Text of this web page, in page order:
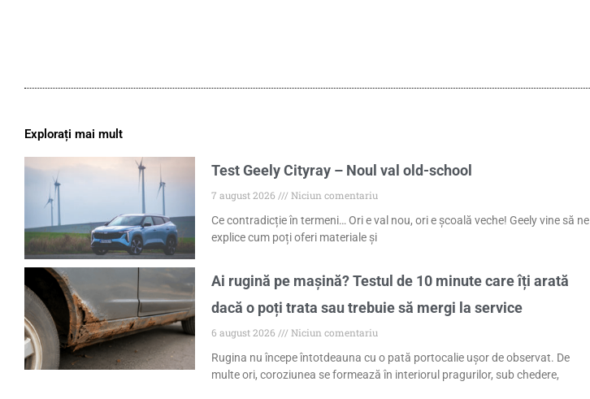
Explorați mai mult
Test Geely Cityray – Noul val old-school
7 august 2026
Niciun comentariu
Ce contradicție în termeni… Ori e val nou, ori e școală veche! Geely vine să ne
explice cum poți oferi materiale și
Ai rugină pe mașină? Testul de 10 minute care îți arată
dacă o poți trata sau trebuie să mergi la service
6 august 2026
Niciun comentariu
Rugina nu începe întotdeauna cu o pată portocalie ușor de observat. De
multe ori, coroziunea se formează în interiorul pragurilor, sub chedere,